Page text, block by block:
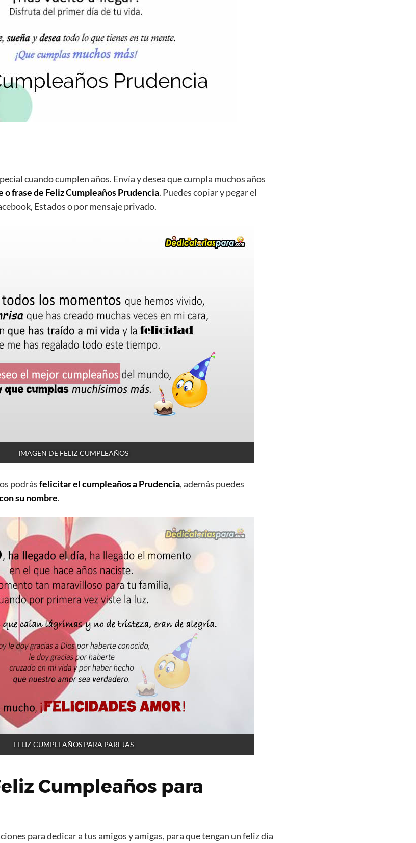
cuando cumplen años. Envía y desea que cumpla muchos años
o frase de Feliz Cumpleaños Prudencia. Puedes copiar y pegar el
Estados o por mensaje privado.
IMAGEN DE FELIZ CUMPLEAÑOS
podrásfelicitar el cumpleaños a Prudencia, además puedes
su nombre.
FELIZ CUMPLEAÑOS PARA PAREJAS
Cumpleaños para
para dedicar a tus amigos y amigas, para que tengan un feliz día